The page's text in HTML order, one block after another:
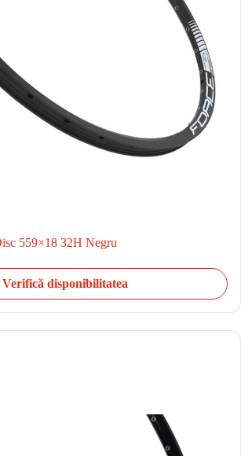
559×18 32H Negru
Verifică disponibilitatea